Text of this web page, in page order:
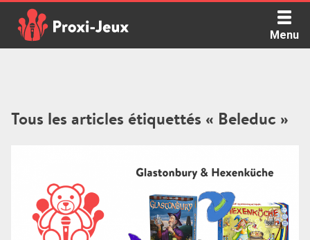
content
Menu
Tous les articles étiquettés « Beleduc »